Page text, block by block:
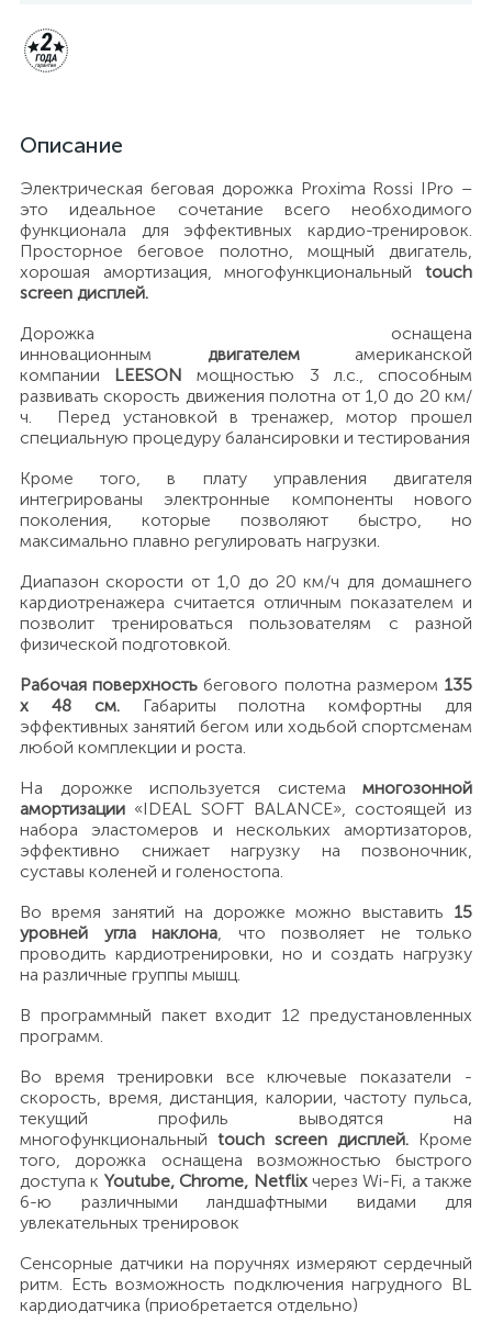
Описание
Электрическая беговая дорожка Proxima Rossi IPro –
это идеальное сочетание всего необходимого
функционала для эффективных кардио-тренировок.
Просторное беговое полотно, мощный двигатель,
хорошая амортизация, многофункциональный touch
screen дисплей.
Дорожка оснащена
инновационным двигателемамериканской
компании LEESON мощностью 3 л.с., способным
развивать скорость движения полотна от 1,0 до 20 км/
ч. Перед установкой в тренажер, мотор прошел
специальную процедуру балансировки и тестирования
Кроме того, в плату управления двигателя
интегрированы электронные компоненты нового
поколения, которые позволяют быстро, но
максимально плавно регулировать нагрузки.
Диапазон скорости от 1,0 до 20 км/ч для домашнего
кардиотренажера считается отличным показателем и
позволит тренироваться пользователям с разной
физической подготовкой.
Рабочая поверхностьбегового полотна размером 135
х 48 см.Габариты полотна комфортны для
эффективных занятий бегом или ходьбой спортсменам
любой комплекции и роста.
На дорожке используется система многозонной
амортизации «IDEAL SOFT BALANCE», состоящей из
набора эластомеров и нескольких амортизаторов,
эффективно снижает нагрузку на позвоночник,
суставы коленей и голеностопа.
Во время занятий на дорожке можно выставить 15
уровней угла наклона, что позволяет не только
проводить кардиотренировки, но и создать нагрузку
на различные группы мышц.
В программный пакет входит 12 предустановленных
программ.
Во время тренировки все ключевые показатели -
скорость, время, дистанция, калории, частоту пульса,
текущий профиль выводятся на
многофункциональный touch screen дисплей. Кроме
того, дорожка оснащена возможностью быстрого
доступа к Youtube, Chrome, Netflix через Wi-Fi, a также
6-ю различными ландшафтными видами для
увлекательных тренировок
Сенсорные датчики на поручнях измеряют сердечный
ритм. Есть возможность подключения нагрудного BL
кардиодатчика (приобретается отдельно)